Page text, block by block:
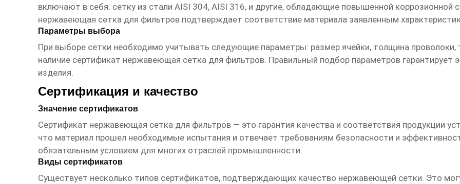
включают в себя: сетку из стали AISI 304, AISI 316, и другие, обладающие повышенной
нержавеющая сетка для фильтровподтверждает соответствие материала заявленным
Параметры выбора
При выборе сетки необходимо учитывать следующие параметры: размер ячейки, толщина проволоки,
наличие сертификат нержавеющая сетка для фильтров. Правильный подбор параметров гарантирует
изделия.
Сертификация и качество
Значение сертификатов
Сертификат нержавеющая сетка для фильтров— это гарантия качества и соответствия продукции
что материал прошел необходимые испытания и отвечает требованиям безопасности и
обязательным условием для многих отраслей промышленности.
Виды сертификатов
Существует несколько типов сертификатов, подтверждающих качество нержавеющей сетки. Это